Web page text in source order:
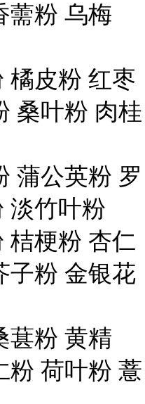
薷粉 乌梅
橘皮粉 红枣
桑叶粉 肉桂
蒲公英粉 罗
淡竹叶粉
桔梗粉 杏仁
子粉 金银花
葚粉 黄精
粉 荷叶粉 薏